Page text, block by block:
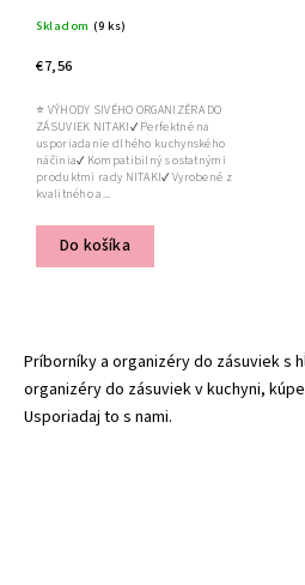
Skladom (9 ks)
€7,56
Do košíka
⭐ VÝHODY SIVÉHO ORGANIZÉRA DO
ZÁSUVIEK NITAKI✔ Perfektné na
usporiadanie dlhého kuchynského
náčinia✔ Kompatibilný s ostatnými
produktmi rady NITAKI✔ Vyrobené z
kvalitného a...
Príborníky a organizéry do zásuviek s
organizéry do zásuviek v kuchyni,
Usporiadaj to s nami.